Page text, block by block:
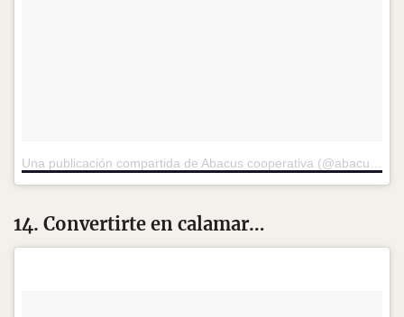
14. Convertirte en calamar…